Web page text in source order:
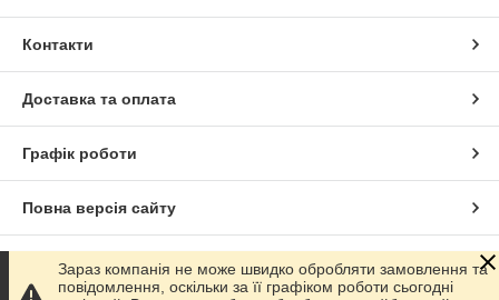
Контакти
Доставка та оплата
Графік роботи
Повна версія сайту
Сайт створено на маркетплейсі Prom.ua
Зараз компанія не може швидко обробляти замовлення та
повідомлення, оскільки за її графіком роботи сьогодні